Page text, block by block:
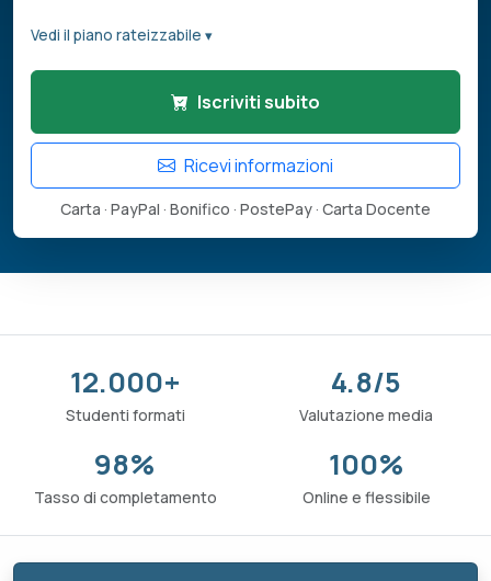
Vedi il piano rateizzabile ▾
Iscriviti subito
Ricevi informazioni
Carta · PayPal · Bonifico · PostePay · Carta Docente
12.000+
Studenti formati
4.8/5
Valutazione media
98%
Tasso di completamento
100%
Online e flessibile